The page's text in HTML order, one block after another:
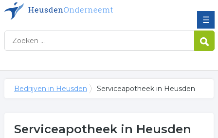
☰
Bedrijven in Heusden Serviceapotheek in Heusden
Serviceapotheek in Heusden